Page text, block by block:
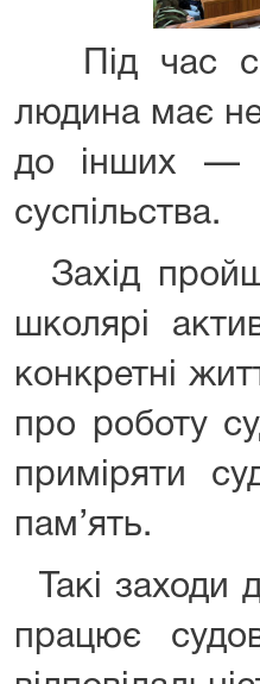
Під час
людина має
до інших —
суспільства.
Захід
школярі
конкретні
про роботу
приміряти
пам’ять.
Такі заходи
працює